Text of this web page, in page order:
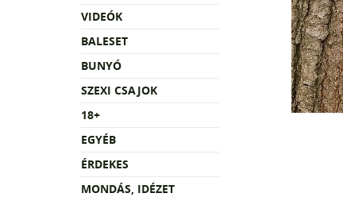
VIDEÓK
BALESET
BUNYÓ
SZEXI CSAJOK
18+
EGYÉB
ÉRDEKES
MONDÁS, IDÉZET